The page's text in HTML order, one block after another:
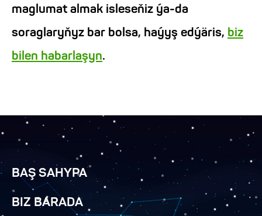
maglumat almak isleseňiz ýa-da
soraglaryňyz bar bolsa, haýyş edýäris, biz
bilen habarlaşyn.
BAŞ SAHYPA
BIZ BARADA